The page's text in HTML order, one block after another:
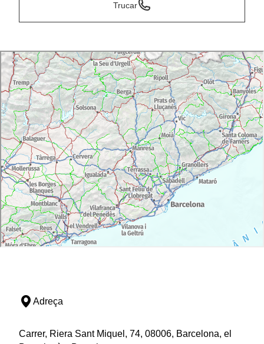
Trucar
Adreça
Carrer, Riera Sant Miquel, 74, 08006, Barcelona, el